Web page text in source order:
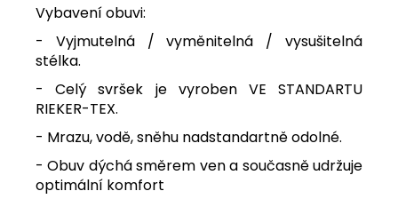
Vybavení obuvi:
- Vyjmutelná / vyměnitelná / vysušitelná
stélka.
- Celý svršek je vyroben VE STANDARTU
RIEKER-TEX.
- Mrazu, vodě, sněhu nadstandartně odolné.
- Obuv dýchá směrem ven a současně udržuje
optimální komfort